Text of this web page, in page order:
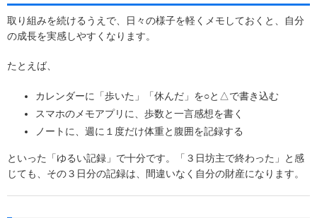
取り組みを続けるうえで、日々の様子を軽くメモしておくと、自分
の成長を実感しやすくなります。
たとえば、
カレンダーに「歩いた」「休んだ」を○と△で書き込む
スマホのメモアプリに、歩数と一言感想を書く
ノートに、週に１度だけ体重と腹囲を記録する
といった「ゆるい記録」で十分です。「３日坊主で終わった」と感
じても、その３日分の記録は、間違いなく自分の財産になります。